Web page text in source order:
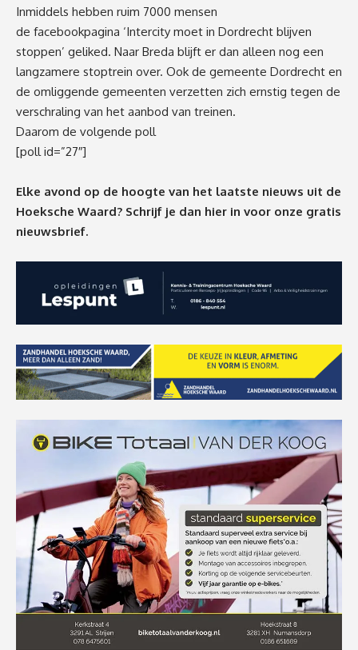
Inmiddels hebben ruim 7000 mensen
de facebookpagina ‘Intercity moet in Dordrecht blijven
stoppen’ geliked. Naar Breda blijft er dan alleen nog een
langzamere stoptrein over. Ook de gemeente Dordrecht en
de omliggende gemeenten verzetten zich ernstig tegen de
verschraling van het aanbod van treinen.
Daarom de volgende poll
[poll id=”27″]
Elke avond op de hoogte van het laatste nieuws uit de
Hoeksche Waard? Schrijf je dan hier in voor onze gratis
nieuwsbrief.